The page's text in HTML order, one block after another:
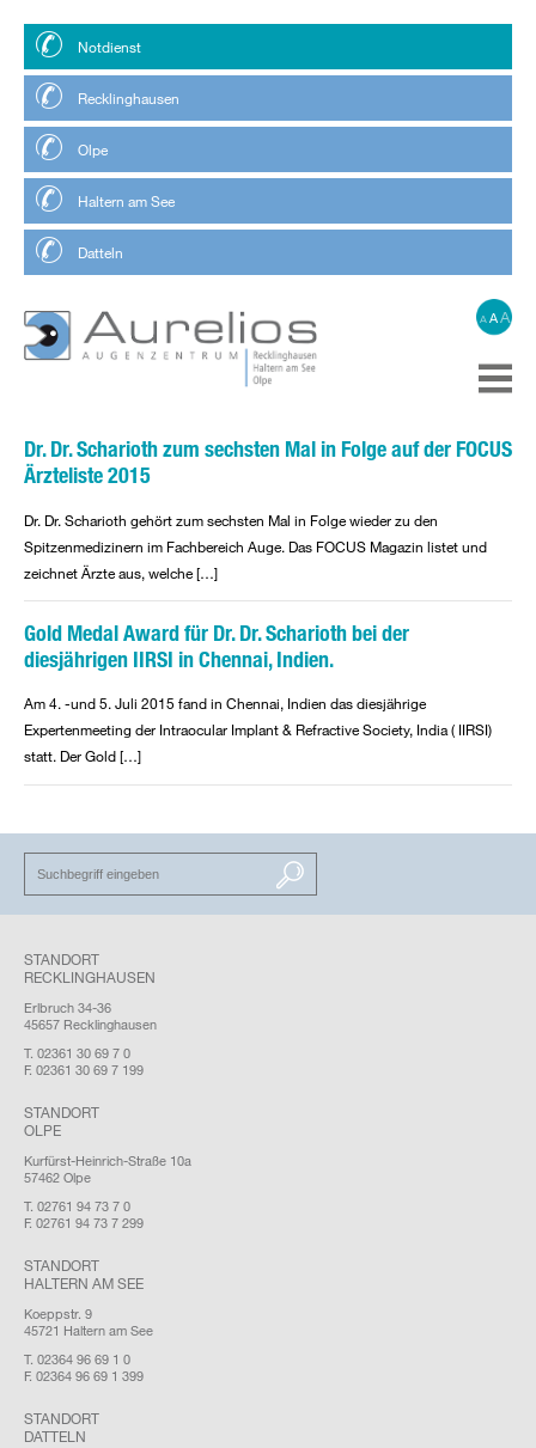
Notdienst
Recklinghausen
Olpe
Haltern am See
Datteln
A AA
Dr. Dr. Scharioth zum sechsten Mal in Folge auf der FOCUS
Ärzteliste 2015
Dr. Dr. Scharioth gehört zum sechsten Mal in Folge wieder zu den
Spitzenmedizinern im Fachbereich Auge. Das FOCUS Magazin listet und
zeichnet Ärzte aus, welche […]
Gold Medal Award für Dr. Dr. Scharioth bei der
diesjährigen IIRSI in Chennai, Indien.
Am 4. -und 5. Juli 2015 fand in Chennai, Indien das diesjährige
Expertenmeeting der Intraocular Implant & Refractive Society, India ( IIRSI)
statt. Der Gold […]
SUCHEN
STANDORT
RECKLINGHAUSEN
Erlbruch 34-36
45657 Recklinghausen
T. 02361 30 69 7 0
F. 02361 30 69 7 199
STANDORT
OLPE
Kurfürst-Heinrich-Straße 10a
57462 Olpe
T. 02761 94 73 7 0
F. 02761 94 73 7 299
STANDORT
HALTERN AM SEE
Koeppstr. 9
45721 Haltern am See
T. 02364 96 69 1 0
F. 02364 96 69 1 399
STANDORT
DATTELN